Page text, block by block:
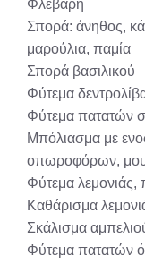
Φλεβάρη
Σπορά: άνηθος,
μαρούλια, παμία
Σπορά βασιλικού
Φύτεμα
Φύτεμα πατατών
Μπόλιασμα με
οπωροφόρων,
Φύτεμα λεμονιάς,
Καθάρισμα
Σκάλισμα
Φύτεμα πατατών